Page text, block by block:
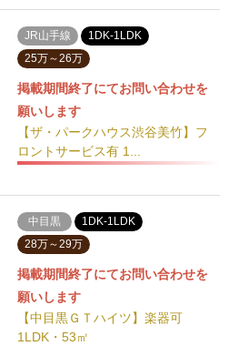
JR山手線
1DK-1LDK
25万～26万
掲載期間終了にてお問い合わせを
願いします
【ザ・パークハウス渋谷美竹】フ
ロントサービス有 1...
中目黒
1DK-1LDK
28万～29万
掲載期間終了にてお問い合わせを
願いします
【中目黒ＧＴハイツ】楽器可
1LDK・53㎡